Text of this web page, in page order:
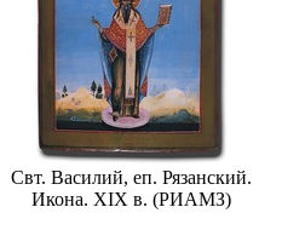
Свт. Василий, еп. Рязанский.
Икона. XIX в. (РИАМЗ)